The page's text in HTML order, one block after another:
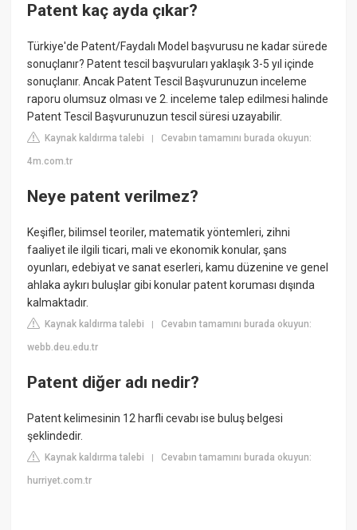
Patent kaç ayda çıkar?
Türkiye'de Patent/Faydalı Model başvurusu ne kadar sürede
sonuçlanır? Patent tescil başvuruları yaklaşık 3-5 yıl içinde
sonuçlanır. Ancak Patent Tescil Başvurunuzun inceleme
raporu olumsuz olması ve 2. inceleme talep edilmesi halinde
Patent Tescil Başvurunuzun tescil süresi uzayabilir.
Kaynak kaldırma talebi |Cevabın tamamını burada okuyun:
4m.com.tr
Neye patent verilmez?
Keşifler, bilimsel teoriler, matematik yöntemleri, zihni
faaliyet ile ilgili ticari, mali ve ekonomik konular, şans
oyunları, edebiyat ve sanat eserleri, kamu düzenine ve genel
ahlaka aykırı buluşlar gibi konular patent koruması dışında
kalmaktadır.
Kaynak kaldırma talebi |Cevabın tamamını burada okuyun:
webb.deu.edu.tr
Patent diğer adı nedir?
Patent kelimesinin 12 harfli cevabı ise buluş belgesi
şeklindedir.
Kaynak kaldırma talebi |Cevabın tamamını burada okuyun:
hurriyet.com.tr